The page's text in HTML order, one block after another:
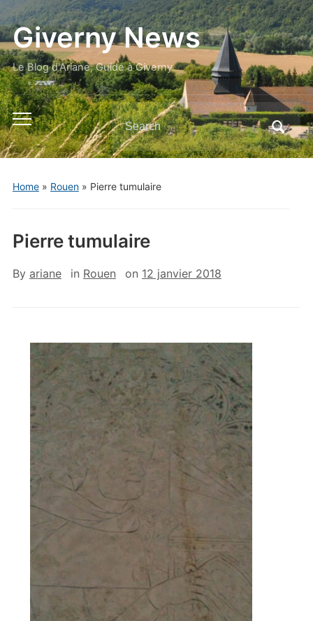
Giverny News
Le Blog d'Ariane, Guide à Giverny
Toggle
mobile
menu
Search
for:
Home» Rouen» Pierre tumulaire
Pierre tumulaire
By ariane in Rouen on 12 janvier 2018